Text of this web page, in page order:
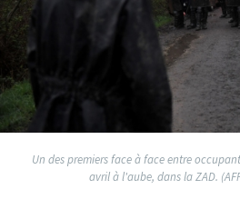
Un des premiers face à face entre
avril à l'aube, dans la ZAD.